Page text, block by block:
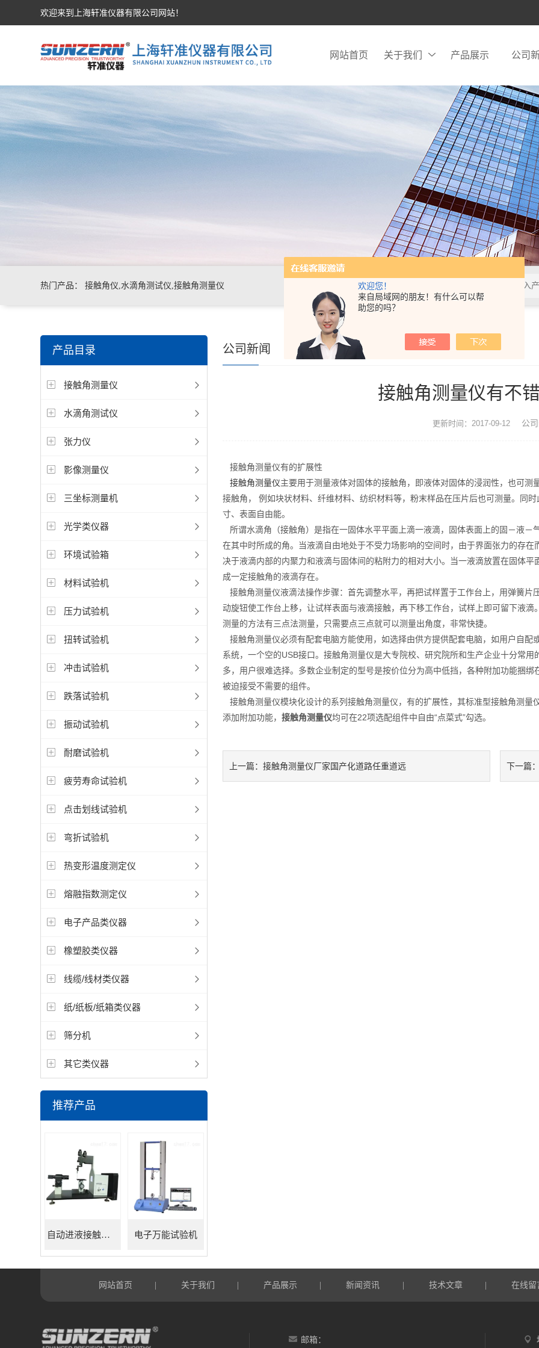
欢迎您！
来自局域网的朋友！有什么可以帮
助您的吗？
欢迎来到上海轩准仪器有限公司网站！
网站首页 关于我们 产品展示 公司
热门产品： 接触角仪,水滴角测试仪,接触角测量仪
产品目录
接触角测量仪
水滴角测试仪
张力仪
影像测量仪
三坐标测量机
光学类仪器
环境试验箱
材料试验机
压力试验机
扭转试验机
冲击试验机
跌落试验机
振动试验机
耐磨试验机
疲劳寿命试验机
点击划线试验机
弯折试验机
热变形温度测定仪
熔融指数测定仪
电子产品类仪器
橡塑胶类仪器
线缆/线材类仪器
纸/纸板/纸箱类仪器
筛分机
其它类仪器
推荐产品
自动进液接触角测量仪 电子万能试验机
公司新闻
接触角测量仪有不
更新时间：2017-09-12 公
接触角测量仪有的扩展性
接触角测量仪主要用于测量液体对固体的接触角，即液体对固体的浸润性，也可
接触角， 例如块状材料、纤维材料、纺织材料等，粉末样品在压片后也可测量。同
寸、表面自由能。
所谓水滴角（接触角）是指在一固体水平平面上滴一液滴，固体表面上的固－液－
在其中时所成的角。当液滴自由地处于不受力场影响的空间时，由于界面张力的存
决于液滴内部的内聚力和液滴与固体间的粘附力的相对大小。当一液滴放置在固体
成一定接触角的液滴存在。
接触角测量仪液滴法操作步骤：首先调整水平，再把试样置于工作台上，用弹簧片
动旋钮使工作台上移，让试样表面与液滴接触，再下移工作台，试样上即可留下液滴
测量的方法有三点法测量，只需要点三点就可以测量出角度，非常快捷。
接触角测量仪必须有配套电脑方能使用，如选择由供方提供配套电脑，如用户自配
系统，一个空的USB接口。接触角测量仪是大专院校、研究院所和生产企业十分常
多，用户很难选择。多数企业制定的型号是按价位分为高中低挡，各种附加功能捆
被迫接受不需要的组件。
接触角测量仪模块化设计的系列接触角测量仪，有的扩展性，其标准型接触角测量
添加附加功能， 接触角测量仪均可在22项选配组件中自由“点菜式”勾选。
上一篇： 接触角测量仪厂家国产化道路任重道远 下一篇
网站首页 关于我们 产品展示 新闻资讯 技术文章 在线留
邮箱：